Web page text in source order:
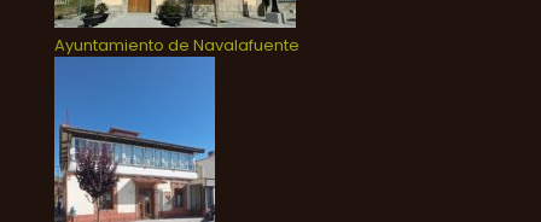
Ayuntamiento de Navalafuente